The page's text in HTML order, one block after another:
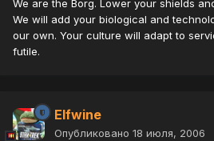
We are the Borg. Lower your shields
We will add your biological and
our own. Your culture will adapt to
futile.
Elfwine
Опубликовано 18 июля, 2006